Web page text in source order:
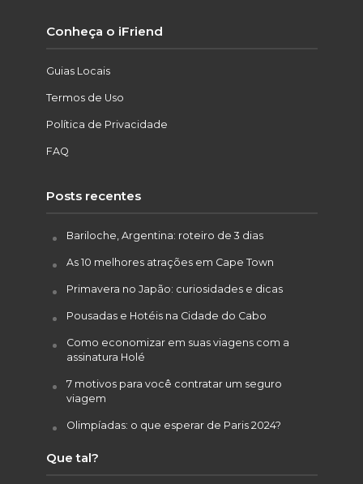
Conheça o iFriend
Guias Locais
Termos de Uso
Política de Privacidade
FAQ
Posts recentes
Bariloche, Argentina: roteiro de 3 dias
As 10 melhores atrações em Cape Town
Primavera no Japão: curiosidades e dicas
Pousadas e Hotéis na Cidade do Cabo
Como economizar em suas viagens com a
assinatura Holé
7 motivos para você contratar um seguro
viagem
Olimpíadas: o que esperar de Paris 2024?
Que tal?